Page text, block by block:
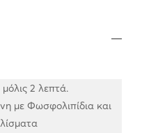
2 λεπτά.
με Φωσφολιπίδια και